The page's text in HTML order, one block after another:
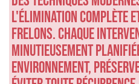
l'élimination complète
frelons. Chaque
minutieusement
environnement,